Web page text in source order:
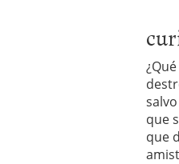
que
que